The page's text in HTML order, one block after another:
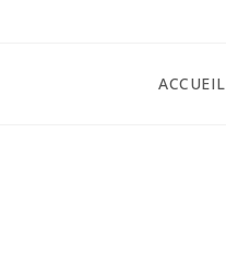
ACCUEIL